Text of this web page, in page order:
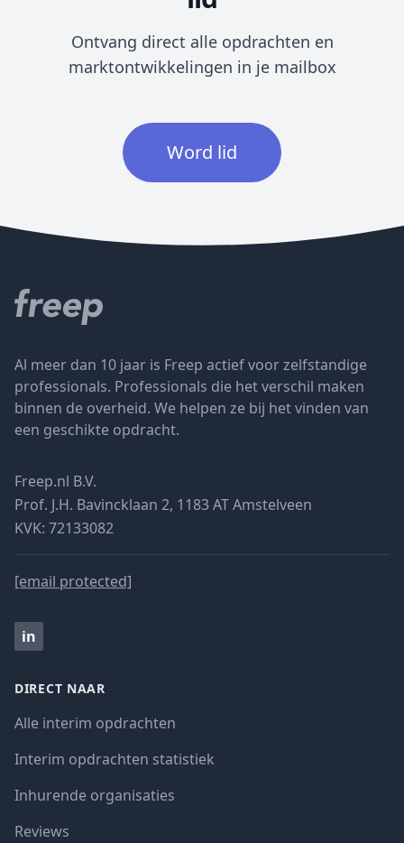
Ontvang direct alle opdrachten en
marktontwikkelingen in je mailbox
Word lid
Al meer dan 10 jaar is Freep actief voor zelfstandige
professionals. Professionals die het verschil maken
binnen de overheid. We helpen ze bij het vinden van
een geschikte opdracht.
Freep.nl B.V.
Prof. J.H. Bavincklaan 2, 1183 AT Amstelveen
KVK: 72133082
[email protected]
in
DIRECT NAAR
Alle interim opdrachten
Interim opdrachten statistiek
Inhurende organisaties
Reviews